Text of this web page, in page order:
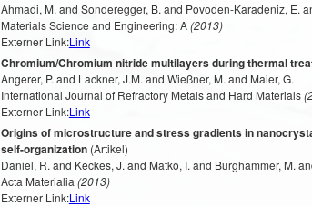
Ahmadi, M. and Sonderegger, B. and Povoden-Karadeniz, E.
Materials Science and Engineering: A(2013)
Externer Link:Link
Chromium/Chromium nitride multilayers during thermal
Angerer, P. and Lackner, J.M. and Wießner, M. and Maier, G.
International Journal of Refractory Metals and Hard Materials
Externer Link:Link
Origins of microstructure and stress gradients in
self-organization(Artikel)
Daniel, R. and Keckes, J. and Matko, I. and Burghammer, M.
Acta Materialia (2013)
Externer Link:Link